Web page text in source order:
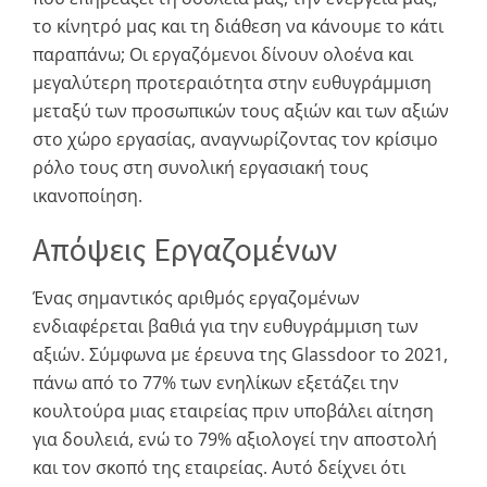
το κίνητρό μας και τη διάθεση να κάνουμε το κάτι
παραπάνω; Οι εργαζόμενοι δίνουν ολοένα και
μεγαλύτερη προτεραιότητα στην ευθυγράμμιση
μεταξύ των προσωπικών τους αξιών και των αξιών
στο χώρο εργασίας, αναγνωρίζοντας τον κρίσιμο
ρόλο τους στη συνολική εργασιακή τους
ικανοποίηση.
Απόψεις Εργαζομένων
Ένας σημαντικός αριθμός εργαζομένων
ενδιαφέρεται βαθιά για την ευθυγράμμιση των
αξιών. Σύμφωνα με έρευνα της Glassdoor το 2021,
πάνω από το 77% των ενηλίκων εξετάζει την
κουλτούρα μιας εταιρείας πριν υποβάλει αίτηση
για δουλειά, ενώ το 79% αξιολογεί την αποστολή
και τον σκοπό της εταιρείας. Αυτό δείχνει ότι